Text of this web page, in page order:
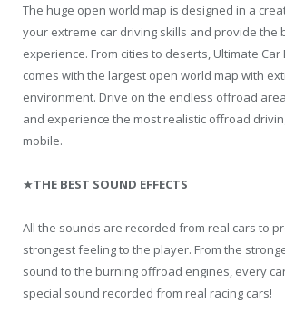
The huge open world map is designed in a
your extreme car driving skills and provide the
experience. From cities to deserts, Ultimate
comes with the largest open world map with
environment. Drive on the endless offroad
and experience the most realistic offroad
mobile.
★THE BEST SOUND EFFECTS
All the sounds are recorded from real cars to
strongest feeling to the player. From the
sound to the burning offroad engines, every
special sound recorded from real racing cars!